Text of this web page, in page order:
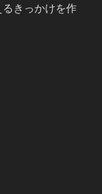
きっかけを作